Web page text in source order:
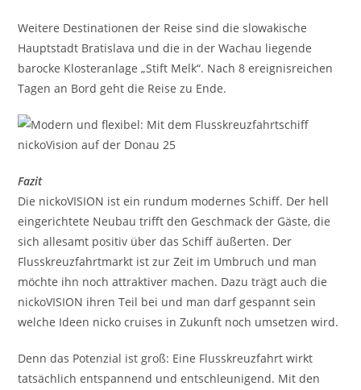
Weitere Destinationen der Reise sind die slowakische
Hauptstadt Bratislava und die in der Wachau liegende
barocke Klosteranlage „Stift Melk“. Nach 8 ereignisreichen
Tagen an Bord geht die Reise zu Ende.
Fazit
Die nickoVISION ist ein rundum modernes Schiff. Der hell
eingerichtete Neubau trifft den Geschmack der Gäste, die
sich allesamt positiv über das Schiff äußerten. Der
Flusskreuzfahrtmarkt ist zur Zeit im Umbruch und man
möchte ihn noch attraktiver machen. Dazu trägt auch die
nickoVISION ihren Teil bei und man darf gespannt sein
welche Ideen nicko cruises in Zukunft noch umsetzen wird.
Denn das Potenzial ist groß: Eine Flusskreuzfahrt wirkt
tatsächlich entspannend und entschleunigend. Mit den